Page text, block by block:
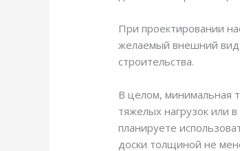
При проектировании
желаемый внешний вид.
строительства.
В целом, минимальная
тяжелых нагрузок или
планируете
доски толщиной не